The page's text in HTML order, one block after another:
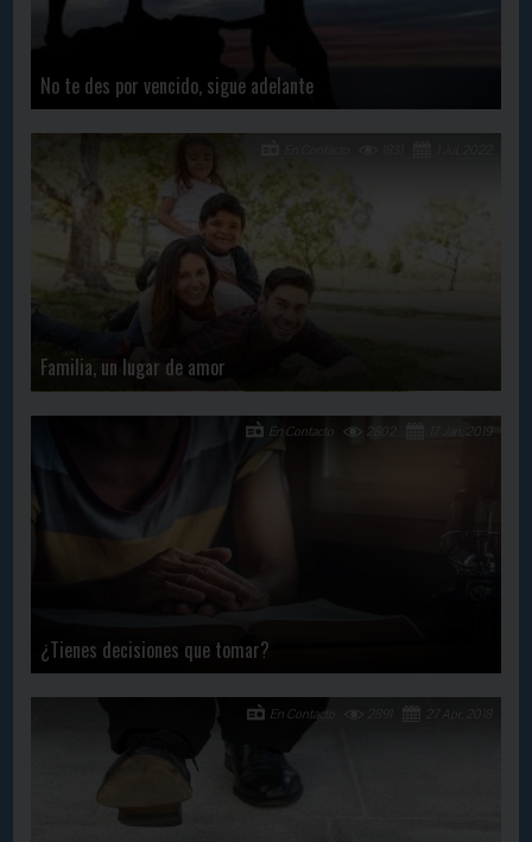
No te des por vencido, sigue adelante
Familia, un lugar de amor
¿Tienes decisiones que tomar?
17 Jan, 2019
2802
En Contacto
27 Apr, 2018
En Contacto